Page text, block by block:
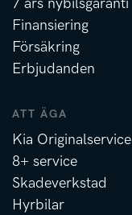
7 års nybilsgaranti
Finansiering
Försäkring
Erbjudanden
ATT ÄGA
Kia Originalservice
8+ service
Skadeverkstad
Hyrbilar